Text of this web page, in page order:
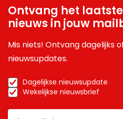
Ontvang het
nieuws in jouw
Mis niets! Ontvang dagelijks
nieuwsupdates.
Dagelijkse nieuwsupdate
Wekelijkse nieuwsbrief